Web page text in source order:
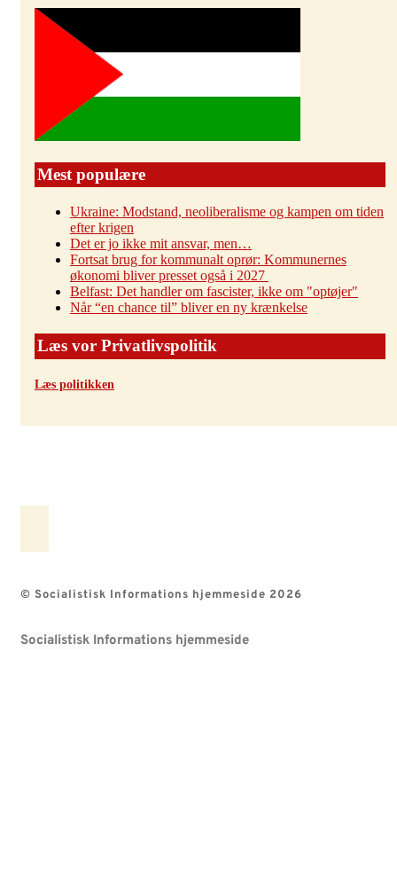
Mest populære
Ukraine: Modstand, neoliberalisme og kampen om tiden
efter krigen
Det er jo ikke mit ansvar, men…
Fortsat brug for kommunalt oprør: Kommunernes
økonomi bliver presset også i 2027
Belfast: Det handler om fascister, ikke om "optøjer"
Når “en chance til” bliver en ny krænkelse
Læs vor Privatlivspolitik
Læs politikken
© Socialistisk Informations hjemmeside 2026
Socialistisk Informations hjemmeside